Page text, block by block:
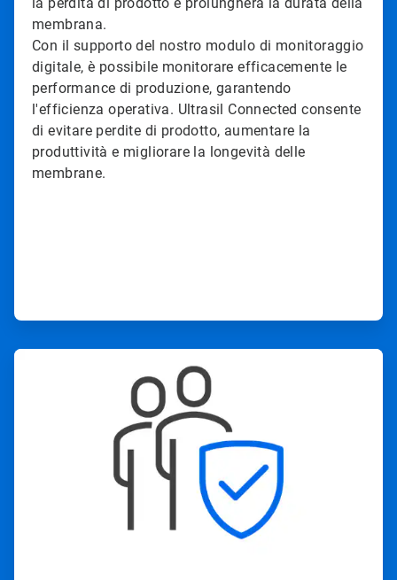
membrana.
Con il supporto del nostro modulo di monitoraggio
digitale, è possibile monitorare efficacemente le
performance di produzione, garantendo
l'efficienza operativa. Ultrasil Connected consente
di evitare perdite di prodotto, aumentare la
produttività e migliorare la longevità delle
membrane.
ArticleTile